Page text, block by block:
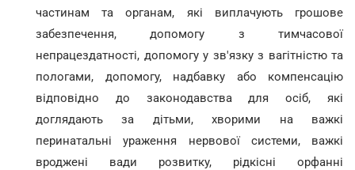
частинам та органам, які виплачують грошове
забезпечення, допомогу з тимчасової
непрацездатності, допомогу у зв'язку з вагітністю та
пологами, допомогу, надбавку або компенсацію
відповідно до законодавства для осіб, які
доглядають за дітьми, хворими на важкі
перинатальні ураження нервової системи, важкі
вроджені вади розвитку, рідкісні орфанні